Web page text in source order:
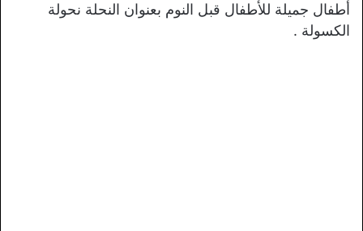
أطفال جميلة للأطفال قبل النوم بعنوان النحلة نحولة
الكسولة .